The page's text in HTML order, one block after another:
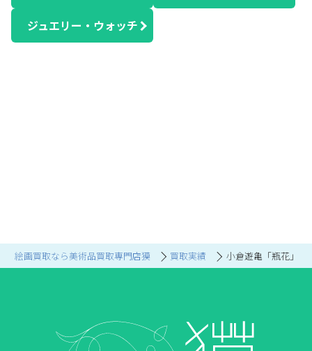
絵画買取なら美術品買取専門店獏 買取実績 小倉遊亀「瓶花」
ジュエリー・ウォッチ